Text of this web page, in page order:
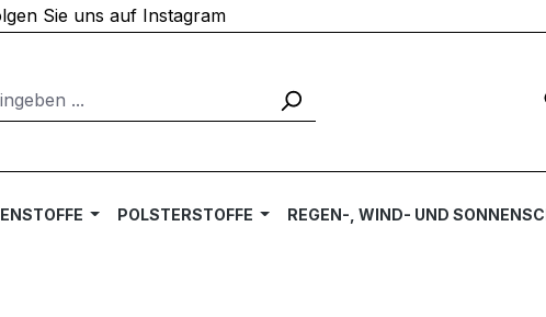
Sie uns auf Instagram
POLSTERSTOFFE REGEN-, WIND- UND